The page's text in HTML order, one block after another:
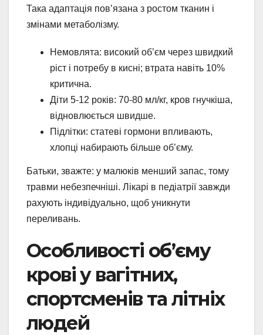
Така адаптація пов’язана з ростом тканин і
змінами метаболізму.
Немовлята: високий об’єм через швидкий
ріст і потребу в кисні; втрата навіть 10%
критична.
Діти 5-12 років: 70-80 мл/кг, кров гнучкіша,
відновлюється швидше.
Підлітки: статеві гормони впливають,
хлопці набирають більше об’єму.
Батьки, зважте: у малюків менший запас, тому
травми небезпечніші. Лікарі в педіатрії завжди
рахують індивідуально, щоб уникнути
переливань.
Особливості об’єму
крові у вагітних,
спортсменів та літніх
людей